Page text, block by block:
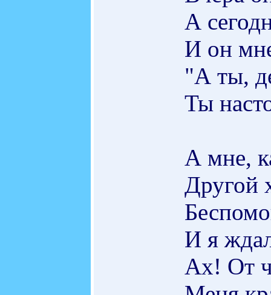
А
И он
"А ты,
Ты
А мне,
Другой
И я
Ах! От